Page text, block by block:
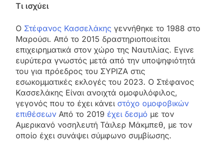
Τι ισχύει
Ο Στέφανος Κασσελάκης γεννήθηκε το 1988 στο
Μαρούσι. Από το 2015 δραστηριοποιείται
επιχειρηματικά στον χώρο της Ναυτιλίας. Εγινε
ευρύτερα γνωστός μετά από την υποψηφιότητά
του για πρόεδρος του ΣΥΡΙΖΑ στις
εσωκομματικές εκλογές του 2023. Ο Στέφανος
Κασσελάκης Είναι ανοιχτά ομοφυλόφιλος,
γεγονός που το έχει κάνει στόχο ομοφοβικών
επιθέσεων Από το 2019 έχει δεσμό με τον
Αμερικανό νοσηλευτή Τάιλερ Μάκμπεθ, με τον
οποίο έχει συνάψει σύμφωνο συμβίωσης.